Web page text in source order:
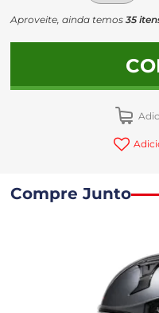
Aproveite, ainda temos35
Compre Junto